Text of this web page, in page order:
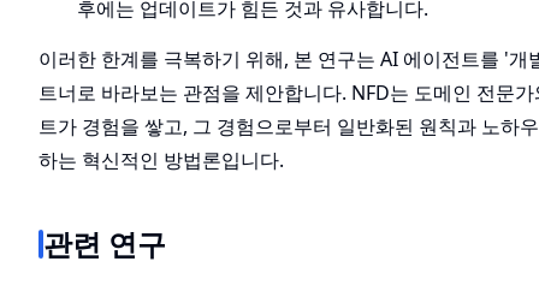
후에는 업데이트가 힘든 것과 유사합니다.
이러한 한계를 극복하기 위해, 본 연구는 AI 에이전트를 '
트너로 바라보는 관점을 제안합니다. NFD는 도메인 전문
트가 경험을 쌓고, 그 경험으로부터 일반화된 원칙과 노하
하는 혁신적인 방법론입니다.
관련 연구